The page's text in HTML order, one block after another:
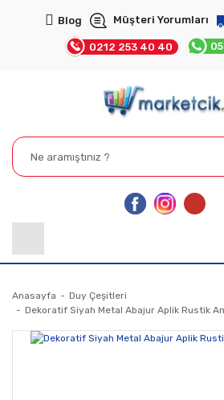
Blog Müşteri Yorumları
0212 253 40 40
Anasayfa
Duy Çeşitleri
Dekoratif Siyah Metal Abajur Aplik Rustik